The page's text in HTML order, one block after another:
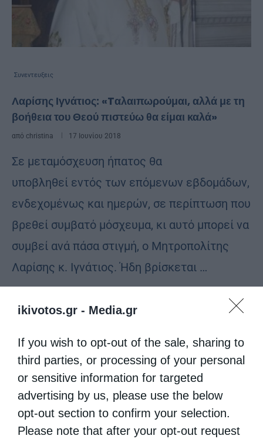
ikivotos.gr - Media.gr
If you wish to opt-out of the sale, sharing to
third parties, or processing of your personal
or sensitive information for targeted
advertising by us, please use the below
opt-out section to confirm your selection.
Please note that after your opt-out request
Συνεντευξεις
Λαρίσης Ιγνάτιος: «Tαλαιπωρούμαι, αλλά με τη
βοήθεια του Θεού πιστεύω θα είμαι καλά»
από christina 17 Ιουνίου 2018
Σε μεταμόσχευση ήπατος θα
υποβληθεί εντός των επόμενων εβδομάδων,
ενδεχομένως και ημερών, σε περίπτωση που
βρεθεί συμβατό μόσχευμα, κι αυτό μπορεί να
συμβεί ανά πάσα στιγμή, ο Μητροπολίτης
Λαρίσης κ. Ιγνάτιος. Ήδη βρίσκεται …